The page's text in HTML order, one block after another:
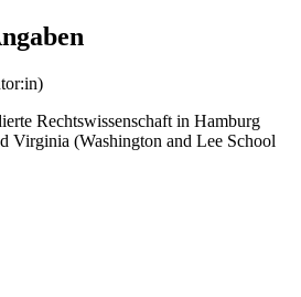
Rechtswissenschaft in Hamburg
Virginia (Washington and Lee School